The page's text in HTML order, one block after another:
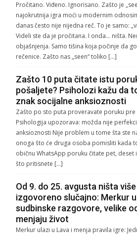
Pročitano. Viđeno. Ignorisano. Zašto je
najokrutnija igra moći u modernim
danas često nije nijedna reč. To je samo:
Videli ste da je pročitana. I onda… ništa.
objašnjenja. Samo tišina koja počinje da
rečenice. Zašto nas „seen“ toliko […]
Zašto 10 puta čitate istu
pošaljete? Psiholozi kažu da
znak socijalne anksioznosti
Zašto po sto puta proveravate poruku pre
Psihologija upozorava: možda nije
anksioznosti Nije problem u tome šta ste
onoga što će druga osoba pomisliti kada
običnu WhatsApp poruku čitate pet,
što pritisnete […]
Od 9. do 25. avgusta ništa
izgovoreno slučajno: Merkur
sudbinske razgovore, velike
menjaju život
Merkur ulazi u Lava i menja pravila igre: